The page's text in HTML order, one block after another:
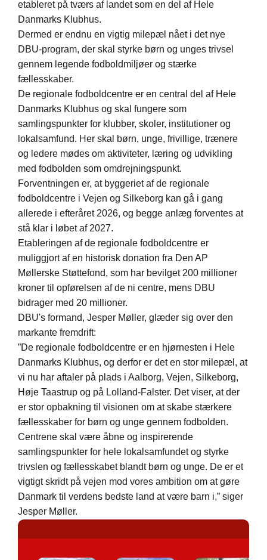
etableret på tværs af landet som en del af Hele
Danmarks Klubhus.
Dermed er endnu en vigtig milepæl nået i det nye
DBU-program, der skal styrke børn og unges trivsel
gennem legende fodboldmiljøer og stærke
fællesskaber.
De regionale fodboldcentre er en central del af Hele
Danmarks Klubhus og skal fungere som
samlingspunkter for klubber, skoler, institutioner og
lokalsamfund. Her skal børn, unge, frivillige, trænere
og ledere mødes om aktiviteter, læring og udvikling
med fodbolden som omdrejningspunkt.
Forventningen er, at byggeriet af de regionale
fodboldcentre i Vejen og Silkeborg kan gå i gang
allerede i efteråret 2026, og begge anlæg forventes at
stå klar i løbet af 2027.
Etableringen af de regionale fodboldcentre er
muliggjort af en historisk donation fra Den AP
Møllerske Støttefond, som har bevilget 200 millioner
kroner til opførelsen af de ni centre, mens DBU
bidrager med 20 millioner.
DBU's formand, Jesper Møller, glæder sig over den
markante fremdrift:
”De regionale fodboldcentre er en hjørnesten i Hele
Danmarks Klubhus, og derfor er det en stor milepæl, at
vi nu har aftaler på plads i Aalborg, Vejen, Silkeborg,
Høje Taastrup og på Lolland-Falster. Det viser, at der
er stor opbakning til visionen om at skabe stærkere
fællesskaber for børn og unge gennem fodbolden.
Centrene skal være åbne og inspirerende
samlingspunkter for hele lokalsamfundet og styrke
trivslen og fællesskabet blandt børn og unge. De er et
vigtigt skridt på vejen mod vores ambition om at gøre
Danmark til verdens bedste land at være barn i,” siger
Jesper Møller.